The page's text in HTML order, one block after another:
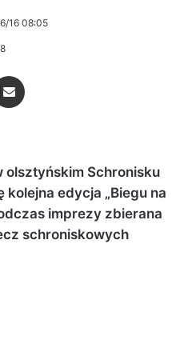
16 08:05
olsztyńskim Schronisku
edycja „Biegu na
imprezy zbierana
schroniskowych